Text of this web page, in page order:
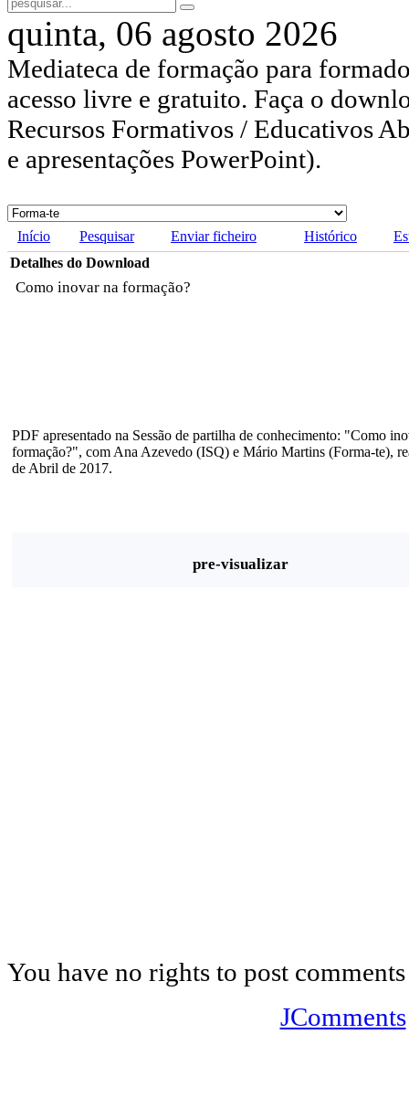
quinta, 06 agosto 2026
Mediateca de formação para
acesso livre e gratuito. Faça o
Recursos Formativos / Educativos
e apresentações PowerPoint).
Início Pesquisar Enviar ficheiro Histórico
Detalhes do Download
Como inovar na formação?
PDF apresentado na Sessão de partilha de conhecimento: "Como
formação?", com Ana Azevedo (ISQ) e Mário Martins (Forma-te),
de Abril de 2017.
pre-visualizar
You have no rights to post comments
JComments